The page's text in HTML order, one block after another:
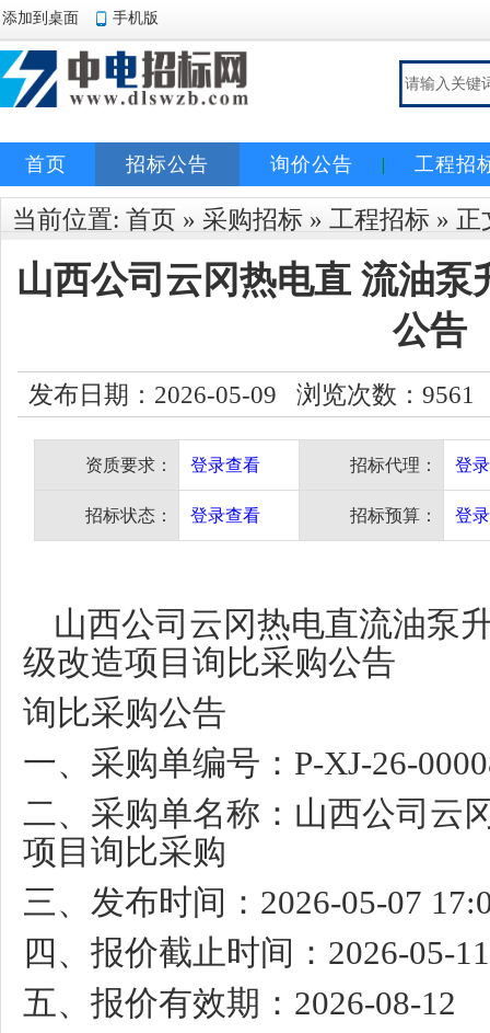
添加到桌面 手机版
首页 招标公告 询价公告 工程招
当前位置: 首页 » 采购招标 » 工程招标 » 正
山西公司云冈热电直 流油泵
公告
发布日期：2026-05-09 浏览次数： 9561
资质要求： 登录查看 招标代理： 登
招标状态： 登录查看 招标预算： 登
山西公司云冈热电直流油泵
级改造项目询比采购公告
询比采购公告
一、采购单编号： P-XJ-26-
二、采购单名称：山西公司云
项目询比采购
三、发布时间： 2026-05-07
四、报价截止时间： 2026-05-
五、报价有效期： 2026-08-12